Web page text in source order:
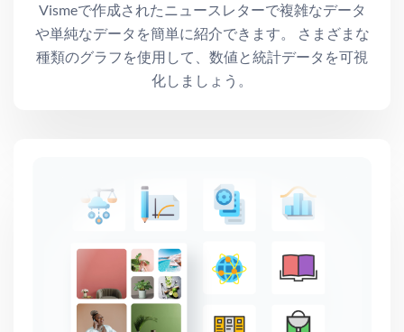
Vismeで作成されたニュースレターで複雑なデータ
や単純なデータを簡単に紹介できます。 さまざまな
種類のグラフを使用して、数値と統計データを可視
化しましょう。